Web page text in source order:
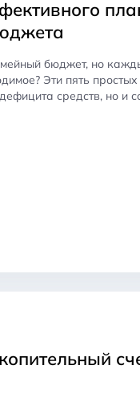
бюджет, но
Эти пять
средств, но и